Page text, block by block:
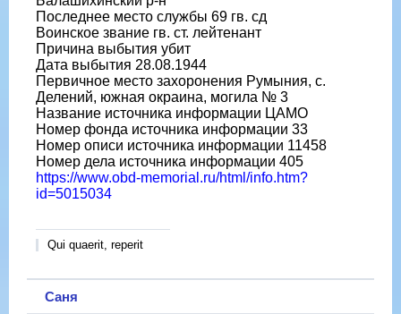
Последнее место службы 69 гв. сд
Воинское звание гв. ст. лейтенант
Причина выбытия убит
Дата выбытия 28.08.1944
Первичное место захоронения Румыния, с.
Делений, южная окраина, могила № 3
Название источника информации ЦАМО
Номер фонда источника информации 33
Номер описи источника информации 11458
Номер дела источника информации 405
https://www.obd-memorial.ru/html/info.htm?
id=5015034
Qui quaerit, reperit
Саня